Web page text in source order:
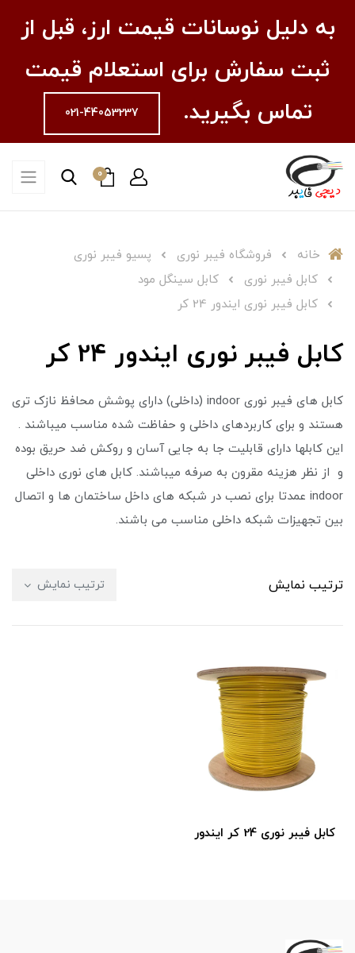
به دلیل نوسانات قیمت ارز، قبل از
ثبت سفارش برای استعلام قیمت
تماس بگیرید.
021-44053237
0
خانه فروشگاه فیبر نوری
پسیو فیبر نوری
کابل فیبر نوری
کابل سینگل مود
کابل فیبر نوری ایندور 24 کر
کابل فیبر نوری ایندور 24 کر
کابل های فیبر نوری indoor (داخلی) دارای پوشش محافظ نازک تری
هستند و برای کاربردهای داخلی و حفاظت شده مناسب میباشند .
این کابلها دارای قابلیت جا به جایی آسان و روکش ضد حریق بوده
و از نظر هزینه مقرون به صرفه میباشند. کابل های نوری داخلی
indoor عمدتا برای نصب در شبکه های داخل ساختمان ها و اتصال
بین تجهیزات شبکه داخلی مناسب می باشند.
ترتیب نمایش ترتیب نمایش
کابل فیبر نوری 24 کر ایندور